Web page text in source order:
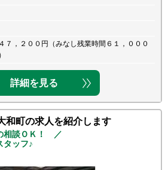
７，２００円（みなし残業時間６１，０００
詳細を見る
和町の求人を紹介します
相談ＯＫ！ ／
タッフ♪